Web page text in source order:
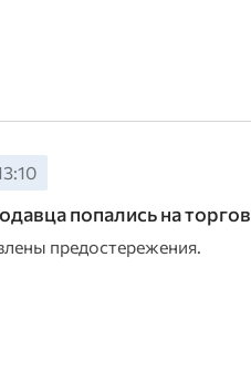
попались на
предостережения.